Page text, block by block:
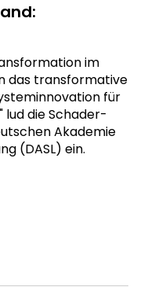
im
das transformative
für
lud die Schader-
Akademie
(DASL) ein.